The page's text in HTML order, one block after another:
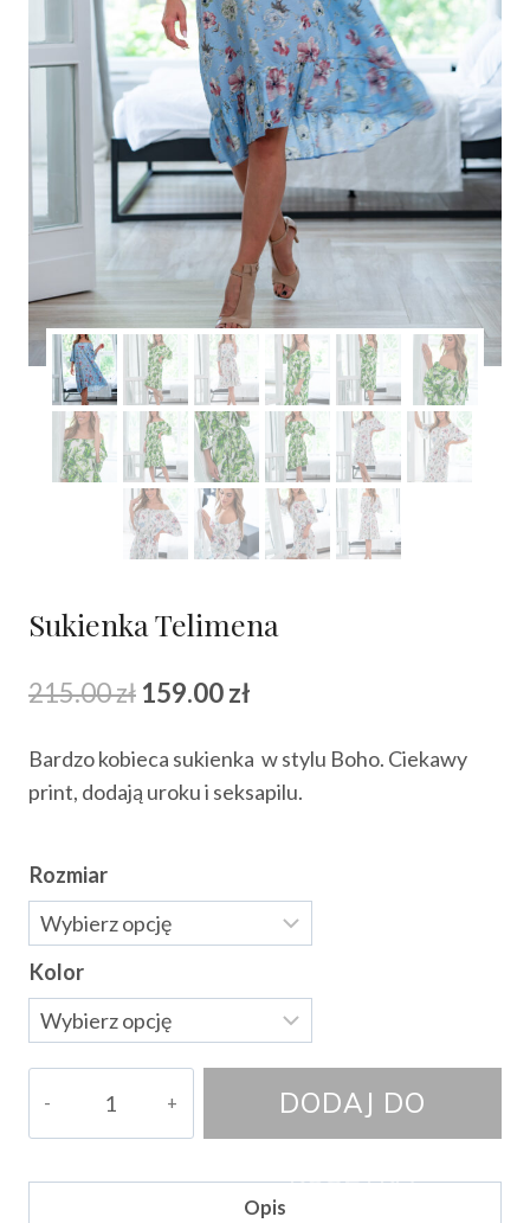
Sukienka Telimena
215.00zł Pierwotna
wynosiła:
159.00zł
wynosi:
Bardzo kobieca sukienka w stylu Boho. Ciekawy
print, dodają uroku i seksapilu.
Rozmiar
Kolor
Sukienka
DODAJ DO
KOSZYKA
Opis